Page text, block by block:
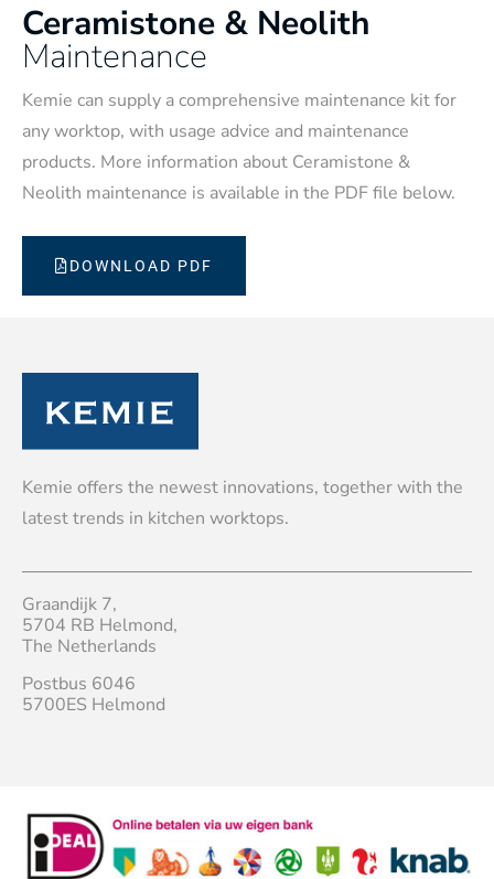
Ceramistone & Neolith
Maintenance
Kemie can supply a comprehensive maintenance kit for
any worktop, with usage advice and maintenance
products. More information about Ceramistone &
Neolith maintenance is available in the PDF file below.
DOWNLOAD PDF
Kemie offers the newest innovations, together with the
latest trends in kitchen worktops.
Graandijk 7,
5704 RB Helmond,
The Netherlands
Postbus 6046
5700ES Helmond